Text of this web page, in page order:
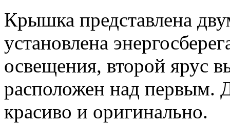
Крышка представлена
установлена
освещения, второй ярус
расположен над первым.
красиво и оригинально.